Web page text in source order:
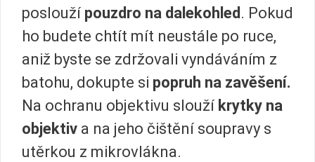
poslouží pouzdro na dalekohled . Pokud
ho budete chtít mít neustále po ruce,
aniž byste se zdržovali vyndáváním z
batohu, dokupte si popruh na zavěšení.
Na ochranu objektivu slouží krytky na
objektiv a na jeho čištění soupravy s
utěrkou z mikrovlákna.